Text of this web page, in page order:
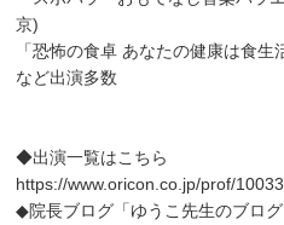
京)
「恐怖の食卓 あなたの健康は食
など出演多数
◆出演一覧はこちら
https://www.oricon.co.jp/prof/
◆院長ブログ「ゆうこ先生のブログ